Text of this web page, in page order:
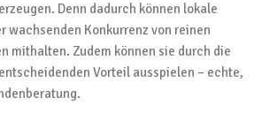
Denn dadurch können lokale
wachsenden Konkurrenz von reinen
mithalten. Zudem können sie durch die
Vorteil ausspielen – echte,